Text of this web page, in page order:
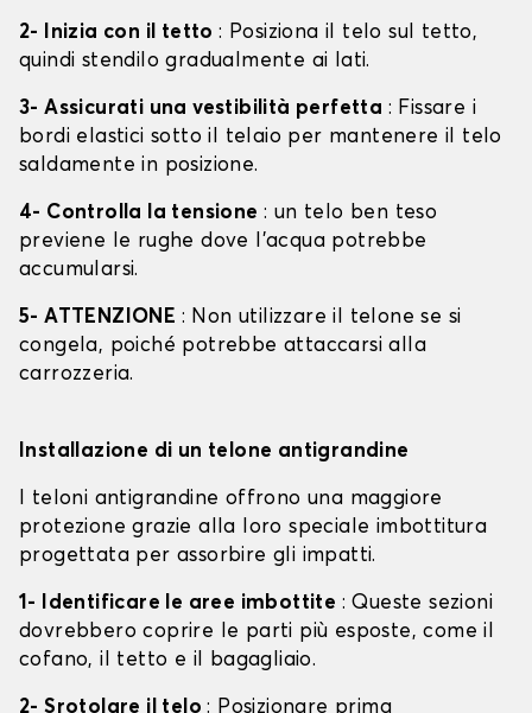
2- Inizia con il tetto: Posiziona il telo sul tetto,
quindi stendilo gradualmente ai lati.
3- Assicurati una vestibilità perfetta : Fissare i
bordi elastici sotto il telaio per mantenere il telo
saldamente in posizione.
4- Controlla la tensione : un telo ben teso
previene le rughe dove l'acqua potrebbe
accumularsi.
5- ATTENZIONE : Non utilizzare il telone se si
congela, poiché potrebbe attaccarsi alla
carrozzeria.
Installazione di un telone antigrandine
I teloni antigrandine offrono una maggiore
protezione grazie alla loro speciale imbottitura
progettata per assorbire gli impatti.
1- Identificare le aree imbottite : Queste sezioni
dovrebbero coprire le parti più esposte, come il
cofano, il tetto e il bagagliaio.
2- Srotolare il telo: Posizionare prima